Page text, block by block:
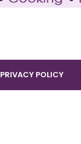
PRIVACY POLICY